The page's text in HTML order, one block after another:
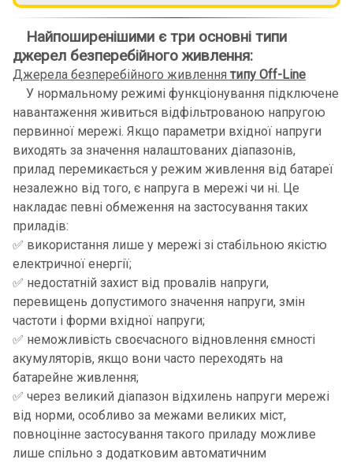
Найпоширенішими є три основні типи
джерел безперебійного живлення:
Джерела безперебійного живлення типу Off-Line
У нормальному режимі функціонування підключене
навантаження живиться відфільтрованою напругою
первинної мережі. Якщо параметри вхідної напруги
виходять за значення налаштованих діапазонів,
прилад перемикається у режим живлення від батареї
незалежно від того, є напруга в мережі чи ні. Це
накладає певні обмеження на застосування таких
приладів:
✅ використання лише у мережі зі стабільною якістю
електричної енергії;
✅ недостатній захист від провалів напруги,
перевищень допустимого значення напруги, змін
частоти і форми вхідної напруги;
✅ неможливість своєчасного відновлення ємності
акумуляторів, якщо вони часто переходять на
батарейне живлення;
✅ через великий діапазон відхилень напруги мережі
від норми, особливо за межами великих міст,
повноцінне застосування такого приладу можливе
лише спільно з додатковим автоматичним